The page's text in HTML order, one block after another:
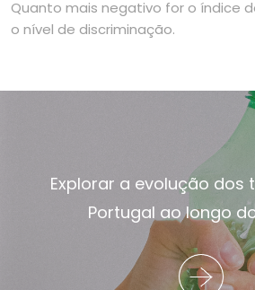
Quanto mais negativo for o índice
o nível de discriminação.
Explorar a evolução dos
Portugal ao longo